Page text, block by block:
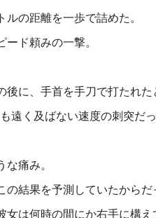
の距離を一歩で詰めた。
ド頼みの一撃。
に、手首を手刀で打たれた
遠く及ばない速度の刺突だ
痛み。
結果を予測していたからだ
は何時の間にか右手に構